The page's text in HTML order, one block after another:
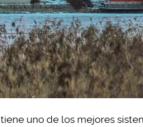
uno de los mejores